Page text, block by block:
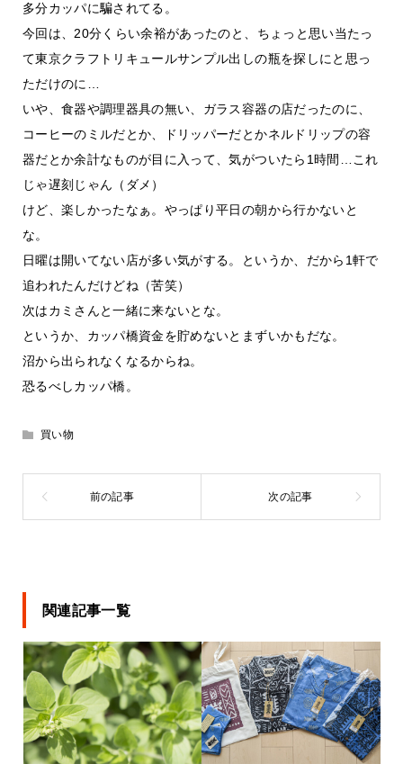
多分カッパに騙されてる。
今回は、20分くらい余裕があったのと、ちょっと思い当たっ
て東京クラフトリキュールサンプル出しの瓶を探しにと思っ
ただけのに…
いや、食器や調理器具の無い、ガラス容器の店だったのに、
コーヒーのミルだとか、ドリッパーだとかネルドリップの容
器だとか余計なものが目に入って、気がついたら1時間…これ
じゃ遅刻じゃん（ダメ）
けど、楽しかったなぁ。やっぱり平日の朝から行かないと
な。
日曜は開いてない店が多い気がする。というか、だから1軒で
追われたんだけどね（苦笑）
次はカミさんと一緒に来ないとな。
というか、カッパ橋資金を貯めないとまずいかもだな。
沼から出られなくなるからね。
恐るべしカッパ橋。
買い物
関連記事一覧